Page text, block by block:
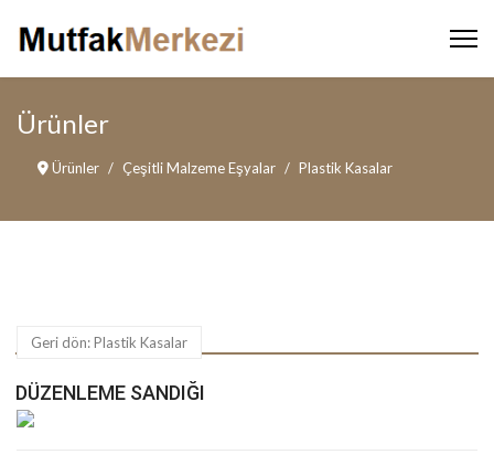
Ürünler
Ürünler Çeşitli Malzeme Eşyalar Plastik Kasalar
Geri dön: Plastik Kasalar
DÜZENLEME SANDIĞI